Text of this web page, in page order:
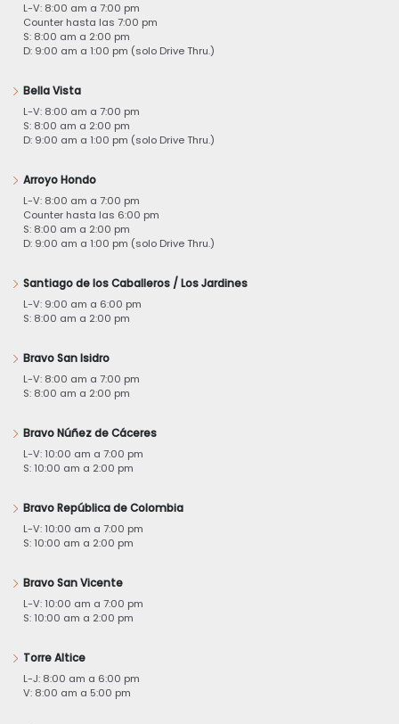
L-V: 8:00 am a 7:00 pm
Counter hasta las 7:00 pm
S: 8:00 am a 2:00 pm
D: 9:00 am a 1:00 pm (solo Drive Thru.)
Bella Vista
L-V: 8:00 am a 7:00 pm
S: 8:00 am a 2:00 pm
D: 9:00 am a 1:00 pm (solo Drive Thru.)
Arroyo Hondo
L-V: 8:00 am a 7:00 pm
Counter hasta las 6:00 pm
S: 8:00 am a 2:00 pm
D: 9:00 am a 1:00 pm (solo Drive Thru.)
Santiago de los Caballeros / Los Jardines
L-V: 9:00 am a 6:00 pm
S: 8:00 am a 2:00 pm
Bravo San Isidro
L-V: 8:00 am a 7:00 pm
S: 8:00 am a 2:00 pm
Bravo Núñez de Cáceres
L-V: 10:00 am a 7:00 pm
S: 10:00 am a 2:00 pm
Bravo República de Colombia
L-V: 10:00 am a 7:00 pm
S: 10:00 am a 2:00 pm
Bravo San Vicente
L-V: 10:00 am a 7:00 pm
S: 10:00 am a 2:00 pm
Torre Altice
L-J: 8:00 am a 6:00 pm
V: 8:00 am a 5:00 pm